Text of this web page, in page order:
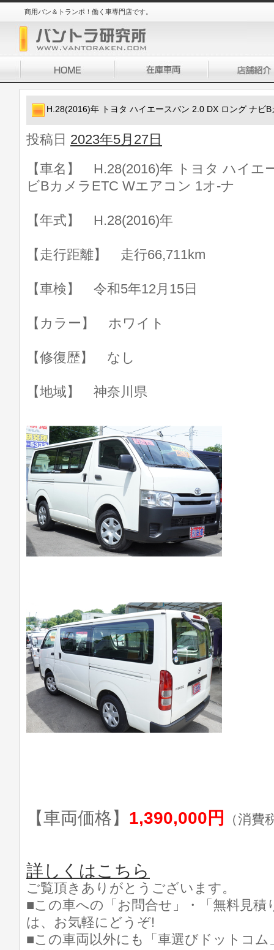
商用バン＆トランポ！働く車専門店です。
H.28(2016)年 トヨタ ハイエースバン 2.0 DX ロング ナビ
投稿日 2023年5月27日
【車名】 H.28(2016)年 トヨタ ハイエ
ビBカメラETC Wエアコン 1オ-ナ
【年式】 H.28(2016)年
【走行距離】 走行66,711km
【車検】 令和5年12月15日
【カラー】 ホワイト
【修復歴】 なし
【地域】 神奈川県
【車両価格】 1,390,000円 （消費
詳しくはこちら
ご覧頂きありがとうございます。
■この車への「お問合せ」・「無料見積
は、お気軽にどうぞ!
■この車両以外にも「車選びドットコ